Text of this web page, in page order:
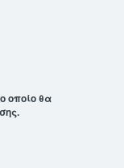
οποίο θα